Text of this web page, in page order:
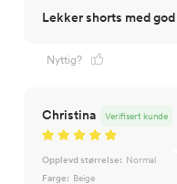
Lekker shorts med
Nyttig?
Christina Verifisert kunde
Opplevd størrelse: Normal
Farge: Beige